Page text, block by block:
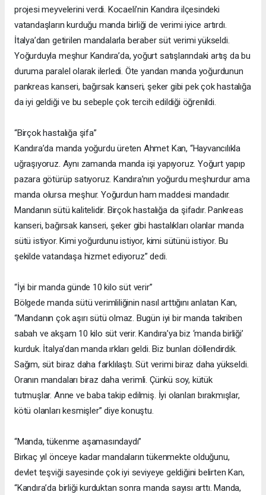
projesi meyvelerini verdi. Kocaeli’nin Kandıra ilçesindeki
vatandaşların kurduğu manda birliği de verimi iyice artırdı.
İtalya’dan getirilen mandalarla beraber süt verimi yükseldi.
Yoğurduyla meşhur Kandıra’da, yoğurt satışlarındaki artış da bu
duruma paralel olarak ilerledi. Öte yandan manda yoğurdunun
pankreas kanseri, bağırsak kanseri, şeker gibi pek çok hastalığa
da iyi geldiği ve bu sebeple çok tercih edildiği öğrenildi.
“Birçok hastalığa şifa”
Kandıra’da manda yoğurdu üreten Ahmet Kan, “Hayvancılıkla
uğraşıyoruz. Aynı zamanda manda işi yapıyoruz. Yoğurt yapıp
pazara götürüp satıyoruz. Kandıra’nın yoğurdu meşhurdur ama
manda olursa meşhur. Yoğurdun ham maddesi mandadır.
Mandanın sütü kalitelidir. Birçok hastalığa da şifadır. Pankreas
kanseri, bağırsak kanseri, şeker gibi hastalıkları olanlar manda
sütü istiyor. Kimi yoğurdunu istiyor, kimi sütünü istiyor. Bu
şekilde vatandaşa hizmet ediyoruz” dedi.
“İyi bir manda günde 10 kilo süt verir”
Bölgede manda sütü verimliliğinin nasıl arttığını anlatan Kan,
“Mandanın çok aşırı sütü olmaz. Bugün iyi bir manda takriben
sabah ve akşam 10 kilo süt verir. Kandıra’ya biz ‘manda birliği’
kurduk. İtalya’dan manda ırkları geldi. Biz bunları döllendirdik.
Sağım, süt biraz daha farklılaştı. Süt verimi biraz daha yükseldi.
Oranın mandaları biraz daha verimli. Çünkü soy, kütük
tutmuşlar. Anne ve baba takip edilmiş. İyi olanları bırakmışlar,
kötü olanları kesmişler” diye konuştu.
“Manda, tükenme aşamasındaydı”
Birkaç yıl önceye kadar mandaların tükenmekte olduğunu,
devlet teşviği sayesinde çok iyi seviyeye geldiğini belirten Kan,
“Kandıra’da birliği kurduktan sonra manda sayısı arttı. Manda,